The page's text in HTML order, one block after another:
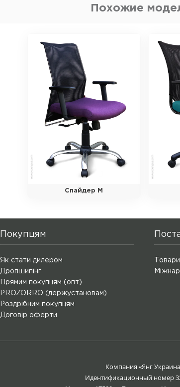
Похожие
Спайдер M
Покупцям
Як стати дилером
Дропшипінг
Прямим покупцям (опт)
PROZORRO (держустановам)
Роздрібним покупцям
Договір оферти
Компания «Янг
Идентификационный номер